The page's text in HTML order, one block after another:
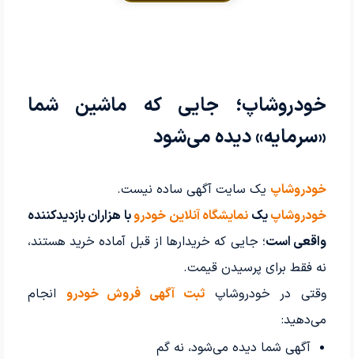
خودروشاپ؛ جایی که ماشین شما
«سرمایه» دیده می‌شود
خودروشاپ یک سایت آگهی ساده نیست.
خودروشاپیک نمایشگاه آنلاین خودروبا هزاران بازدیدکننده
واقعی است؛ جایی که خریدارها از قبل آماده خرید هستند،
نه فقط برای پرسیدن قیمت.
وقتی در خودروشاپثبت آگهی فروش خودرو انجام
می‌دهید:
آگهی شما دیده می‌شود، نه گم